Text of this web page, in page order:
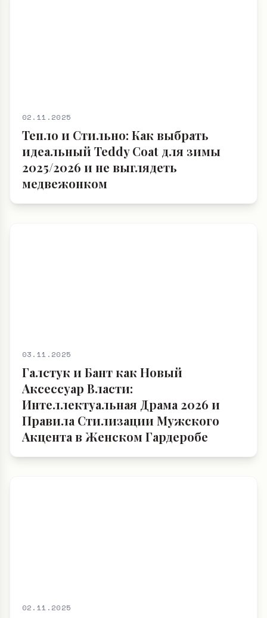
02.11.2025
Тепло и Стильно: Как выбрать
идеальный Teddy Coat для зимы
2025/2026 и не выглядеть
медвежонком
03.11.2025
Галстук и Бант как Новый
Аксессуар Власти:
Интеллектуальная Драма 2026 и
Правила Стилизации Мужского
Акцента в Женском Гардеробе
02.11.2025